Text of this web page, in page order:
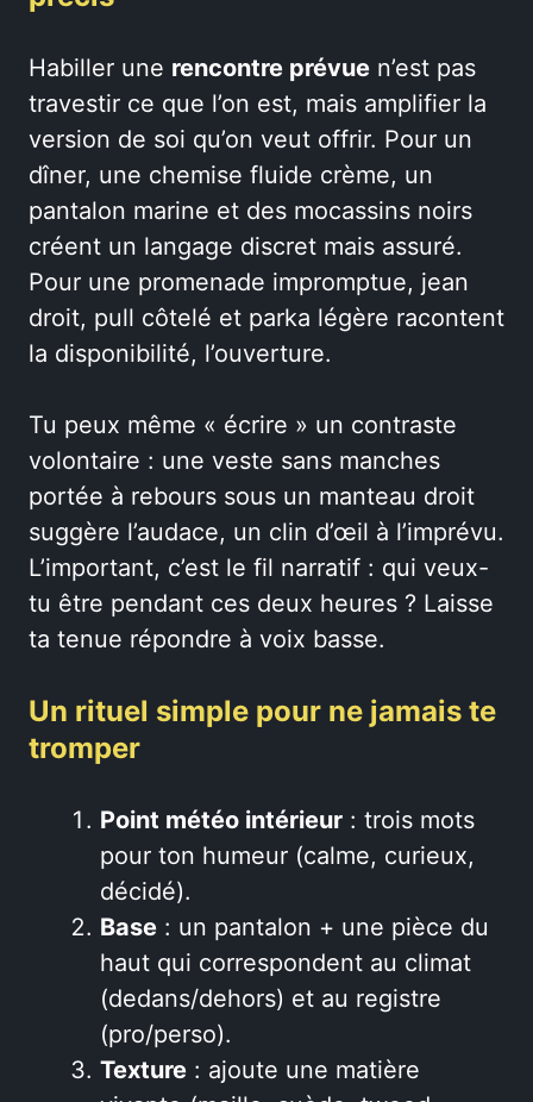
Habiller une rencontre prévue n’est pas
travestir ce que l’on est, mais amplifier la
version de soi qu’on veut offrir. Pour un
dîner, une chemise fluide crème, un
pantalon marine et des mocassins noirs
créent un langage discret mais assuré.
Pour une promenade impromptue, jean
droit, pull côtelé et parka légère racontent
la disponibilité, l’ouverture.
Tu peux même « écrire » un contraste
volontaire : une veste sans manches
portée à rebours sous un manteau droit
suggère l’audace, un clin d’œil à l’imprévu.
L’important, c’est le fil narratif : qui veux-
tu être pendant ces deux heures ? Laisse
ta tenue répondre à voix basse.
Un rituel simple pour ne jamais te
tromper
Point météo intérieur : trois mots
pour ton humeur (calme, curieux,
décidé).
Base : un pantalon + une pièce du
haut qui correspondent au climat
(dedans/dehors) et au registre
(pro/perso).
Texture : ajoute une matière